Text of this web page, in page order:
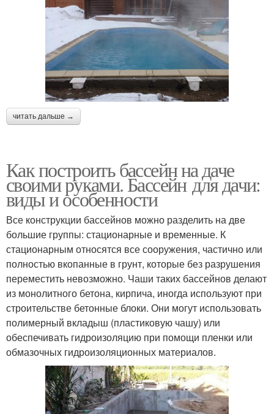
читать дальше →
Как построить бассейн на даче
своими руками. Бассейн для дачи:
виды и особенности
Все конструкции бассейнов можно разделить на две
большие группы: стационарные и временные. К
стационарным относятся все сооружения, частично или
полностью вкопанные в грунт, которые без разрушения
переместить невозможно. Чаши таких бассейнов делают
из монолитного бетона, кирпича, иногда используют при
строительстве бетонные блоки. Они могут использовать
полимерный вкладыш (пластиковую чашу) или
обеспечивать гидроизоляцию при помощи пленки или
обмазочных гидроизоляционных материалов.